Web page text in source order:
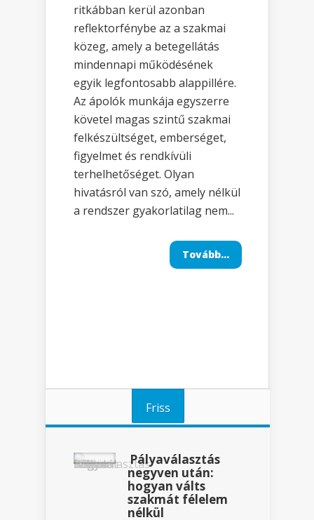
ritkábban kerül azonban
reflektorfénybe az a szakmai
közeg, amely a betegellátás
mindennapi működésének
egyik legfontosabb alappillére.
Az ápolók munkája egyszerre
követel magas szintű szakmai
felkészültséget, emberséget,
figyelmet és rendkívüli
terhelhetőséget. Olyan
hivatásról van szó, amely nélkül
a rendszer gyakorlatilag nem...
Tovább...
Friss
Pályaválasztás
negyven után:
hogyan válts
szakmát félelem
nélkül